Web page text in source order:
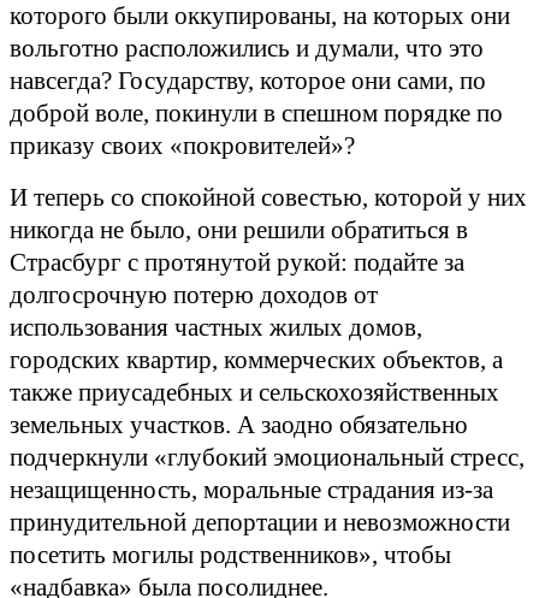
которого были оккупированы, на которых они
вольготно расположились и думали, что это
навсегда? Государству, которое они сами, по
доброй воле, покинули в спешном порядке по
приказу своих «покровителей»?
И теперь со спокойной совестью, которой у них
никогда не было, они решили обратиться в
Страсбург с протянутой рукой: подайте за
долгосрочную потерю доходов от
использования частных жилых домов,
городских квартир, коммерческих объектов, а
также приусадебных и сельскохозяйственных
земельных участков. А заодно обязательно
подчеркнули «глубокий эмоциональный стресс,
незащищенность, моральные страдания из-за
принудительной депортации и невозможности
посетить могилы родственников», чтобы
«надбавка» была посолиднее.